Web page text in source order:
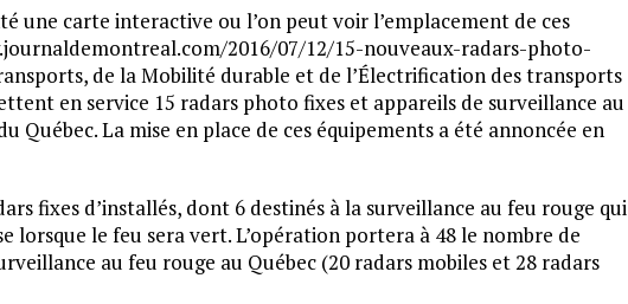
une carte interactive ou l’on peut voir l’emplacement de ces
2016/07/12/15-nouveaux-radars-photo-
de la Mobilité durable et de l’Électrification des transports
en service 15 radars photo fixes et appareils de surveillance au
Québec. La mise en place de ces équipements a été annoncée en
fixes d’installés, dont 6 destinés à la surveillance au feu rouge qui
lorsque le feu sera vert. L’opération portera à 48 le nombre de
au feu rouge au Québec (20 radars mobiles et 28 radars